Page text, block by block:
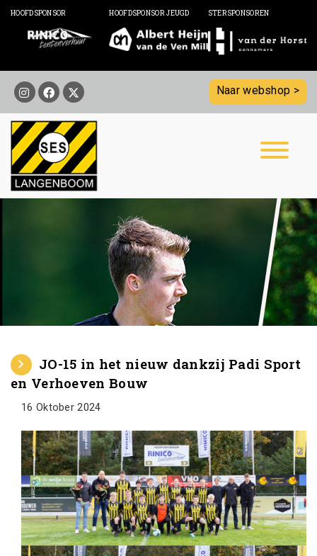
HOOFDSPONSOR HOOFDSPONSOR JEUGD STERSPONSOREN
Naar webshop >
JO-15 in het nieuw dankzij Padi Sport
en Verhoeven Bouw
16 Oktober 2024